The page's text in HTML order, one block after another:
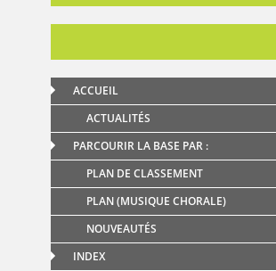
ACCUEIL
ACTUALITÉS
PARCOURIR LA BASE PAR :
PLAN DE CLASSEMENT
PLAN (MUSIQUE CHORALE)
NOUVEAUTÉS
INDEX